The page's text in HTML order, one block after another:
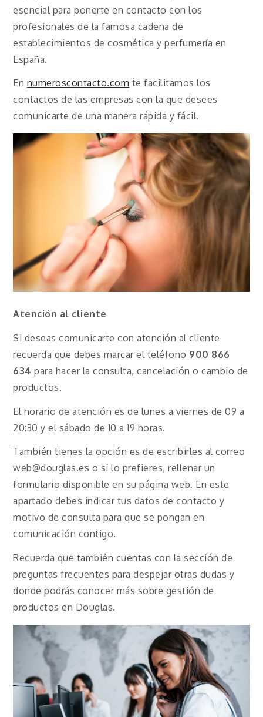
esencial para ponerte en contacto con los
profesionales de la famosa cadena de
establecimientos de cosmética y perfumería en
España.
En numeroscontacto.com te facilitamos los
contactos de las empresas con la que desees
comunicarte de una manera rápida y fácil.
Atención al cliente
Si deseas comunicarte con atención al cliente
recuerda que debes marcar el teléfono 900 866
634 para hacer la consulta, cancelación o cambio de
productos.
El horario de atención es de lunes a viernes de 09 a
20:30 y el sábado de 10 a 19 horas.
También tienes la opción es de escribirles al correo
web@douglas.es o si lo prefieres, rellenar un
formulario disponible en su página web. En este
apartado debes indicar tus datos de contacto y
motivo de consulta para que se pongan en
comunicación contigo.
Recuerda que también cuentas con la sección de
preguntas frecuentes para despejar otras dudas y
donde podrás conocer más sobre gestión de
productos en Douglas.